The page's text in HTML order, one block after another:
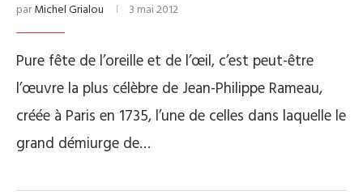
parMichel Grialou 3 mai 2012
Pure fête de l’oreille et de l’œil, c’est peut-être
l’œuvre la plus célèbre de Jean-Philippe Rameau,
créée à Paris en 1735, l’une de celles dans laquelle le
grand démiurge de…